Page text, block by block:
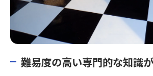
難易度の高い専門的な知識が